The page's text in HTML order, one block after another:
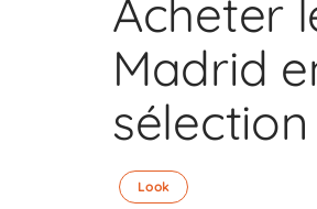
Acheter
Madrid
Look